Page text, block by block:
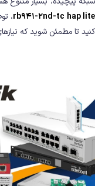
rb941-2nd-tc hap lite،
کنید تا مطمئن شوید که